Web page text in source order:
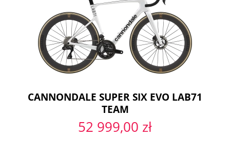
CANNONDALE SUPER SIX EVO LAB71
TEAM
52 999,00 zł